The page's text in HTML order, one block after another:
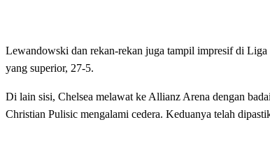
Lewandowski dan rekan-rekan juga tampil impresif di Liga
yang superior, 27-5.
Di lain sisi, Chelsea melawat ke Allianz Arena dengan
Christian Pulisic mengalami cedera. Keduanya telah